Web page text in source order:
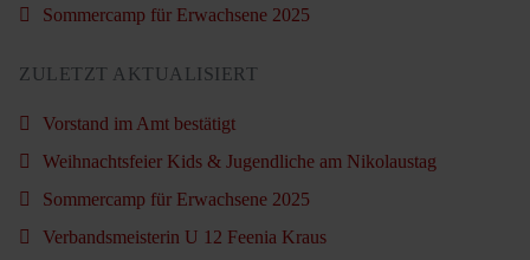
Sommercamp für Erwachsene 2025
ZULETZT AKTUALISIERT
Vorstand im Amt bestätigt
Weihnachtsfeier Kids & Jugendliche am Nikolaustag
Sommercamp für Erwachsene 2025
Verbandsmeisterin U 12 Feenia Kraus